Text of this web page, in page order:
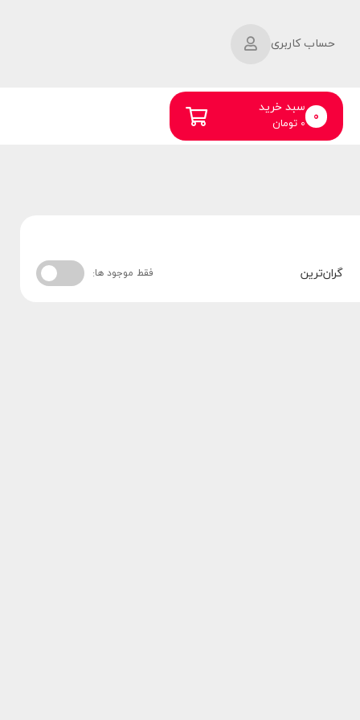
حساب کاربری
سبد خرید
تومان 0
0
گران‌ترین فقط موجود ها: